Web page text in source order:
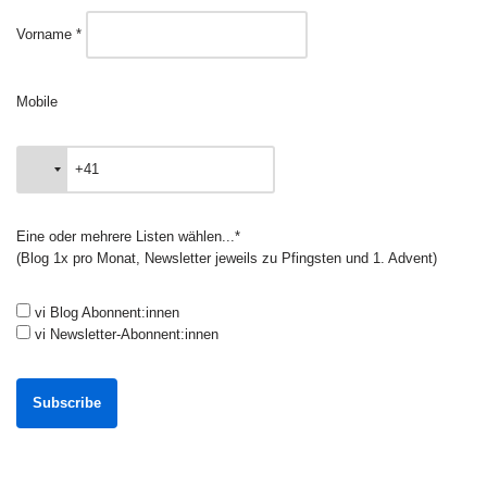
Vorname *
Mobile
Eine oder mehrere Listen wählen...*
(Blog 1x pro Monat, Newsletter jeweils zu Pfingsten und 1. Advent)
vi Blog Abonnent:innen
vi Newsletter-Abonnent:innen